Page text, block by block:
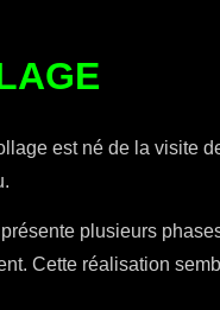
est né de la visite
plusieurs
Cette réalisation